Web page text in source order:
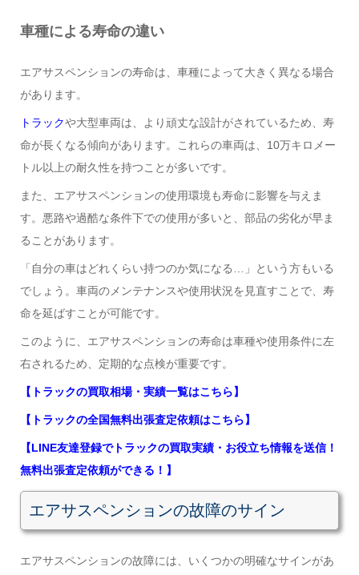
車種による寿命の違い
エアサスペンションの寿命は、車種によって大きく異なる場合
があります。
トラックや大型車両は、より頑丈な設計がされているため、寿
命が長くなる傾向があります。これらの車両は、10万キロメー
トル以上の耐久性を持つことが多いです。
また、エアサスペンションの使用環境も寿命に影響を与えま
す。悪路や過酷な条件下での使用が多いと、部品の劣化が早ま
ることがあります。
「自分の車はどれくらい持つのか気になる…」という方もいる
でしょう。車両のメンテナンスや使用状況を見直すことで、寿
命を延ばすことが可能です。
このように、エアサスペンションの寿命は車種や使用条件に左
右されるため、定期的な点検が重要です。
【トラックの買取相場・実績一覧はこちら】
【トラックの全国無料出張査定依頼はこちら】
【LINE友達登録でトラックの買取実績・お役立ち情報を送信！
無料出張査定依頼ができる！】
エアサスペンションの故障のサイン
エアサスペンションの故障には、いくつかの明確なサインがあ